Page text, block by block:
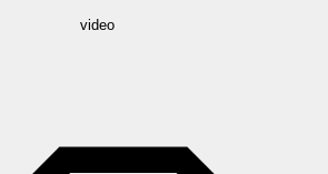
video